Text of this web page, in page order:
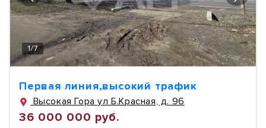
1/7
Первая линия,высокий трафик
Высокая Гора ул Б.Красная, д. 96
36 000 000 руб.